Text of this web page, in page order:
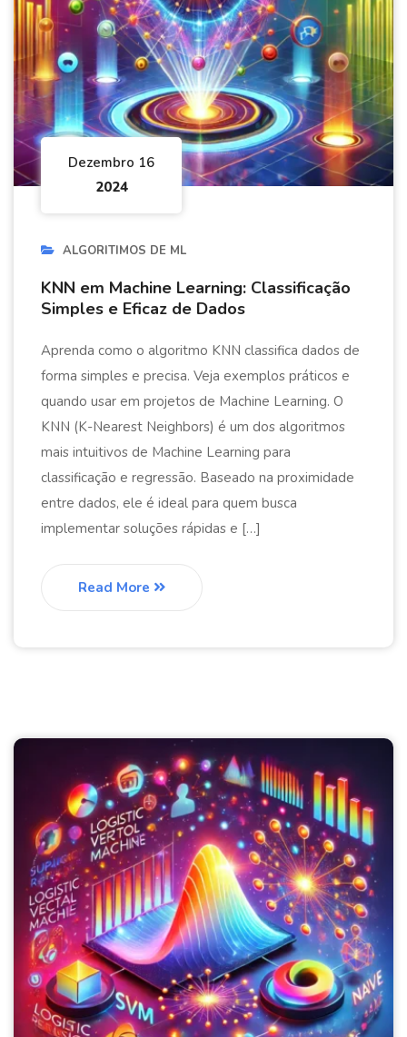
Dezembro 16
2024
ALGORITIMOS DE ML
KNN em Machine Learning: Classificação
Simples e Eficaz de Dados
Aprenda como o algoritmo KNN classifica dados de
forma simples e precisa. Veja exemplos práticos e
quando usar em projetos de Machine Learning. O
KNN (K-Nearest Neighbors) é um dos algoritmos
mais intuitivos de Machine Learning para
classificação e regressão. Baseado na proximidade
entre dados, ele é ideal para quem busca
implementar soluções rápidas e […]
Read More